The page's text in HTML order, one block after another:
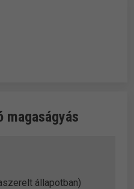
magaságyás
állapotban)